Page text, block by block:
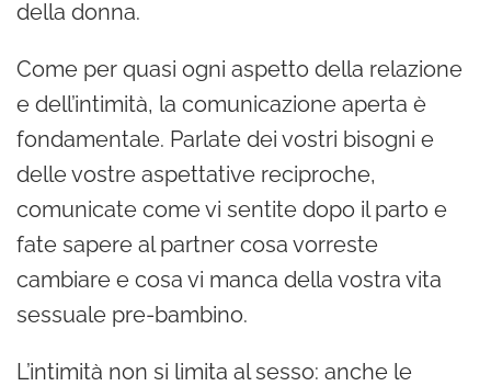
della donna.
Come per quasi ogni aspetto della relazione
e dell’intimità, la comunicazione aperta è
fondamentale. Parlate dei vostri bisogni e
delle vostre aspettative reciproche,
comunicate come vi sentite dopo il parto e
fate sapere al partner cosa vorreste
cambiare e cosa vi manca della vostra vita
sessuale pre-bambino.
L’intimità non si limita al sesso: anche le